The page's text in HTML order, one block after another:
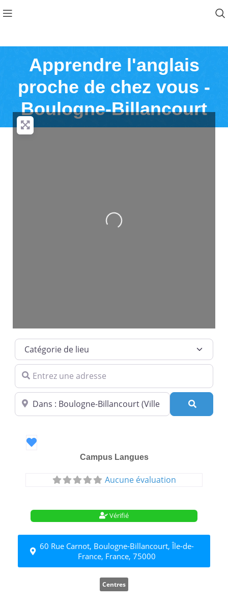
Apprendre l'anglais
proche de chez vous -
Boulogne-Billancourt
Loading...
Catégorie de lieu
Entrez une adresse
Dans quelle ville ?
Favori
Campus Langues
Aucune évaluation
Vérifié
60 Rue Carnot, Boulogne-Billancourt, Île-de-
France, France, 75000
Centres